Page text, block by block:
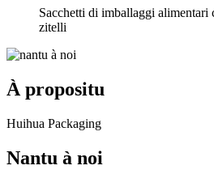
Sacchetti di imballaggi alimentari
zitelli
À propositu
Huihua Packaging
Nantu à noi